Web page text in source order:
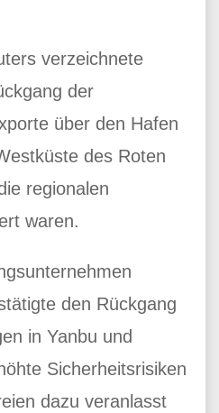
verzeichnete
der
über den Hafen
des Roten
regionalen
waren.
den Rückgang
in Yanbu und
Sicherheitsrisiken
dazu veranlasst